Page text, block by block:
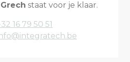
Grech staat voor je klaar.
16 79 50 51